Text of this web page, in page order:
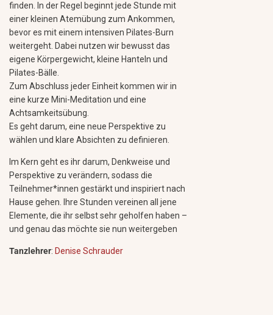
finden. In der Regel beginnt jede Stunde mit
einer kleinen Atemübung zum Ankommen,
bevor es mit einem intensiven Pilates-Burn
weitergeht. Dabei nutzen wir bewusst das
eigene Körpergewicht, kleine Hanteln und
Pilates-Bälle.
Zum Abschluss jeder Einheit kommen wir in
eine kurze Mini-Meditation und eine
Achtsamkeitsübung.
Es geht darum, eine neue Perspektive zu
wählen und klare Absichten zu definieren.
Im Kern geht es ihr darum, Denkweise und
Perspektive zu verändern, sodass die
Teilnehmer*innen gestärkt und inspiriert nach
Hause gehen. Ihre Stunden vereinen all jene
Elemente, die ihr selbst sehr geholfen haben –
und genau das möchte sie nun weitergeben
Tanzlehrer: Denise Schrauder